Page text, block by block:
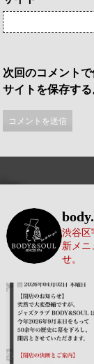
次回のコメント
サイトを保存する
渋谷区
新メニ
せ。